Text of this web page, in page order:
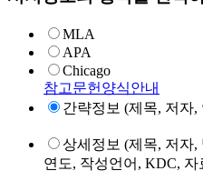
MLA
APA
Chicago
참고문헌양식안내
간략정보 (제목, 저자,
상세정보 (제목, 저자,
연도, 작성언어, KDC,